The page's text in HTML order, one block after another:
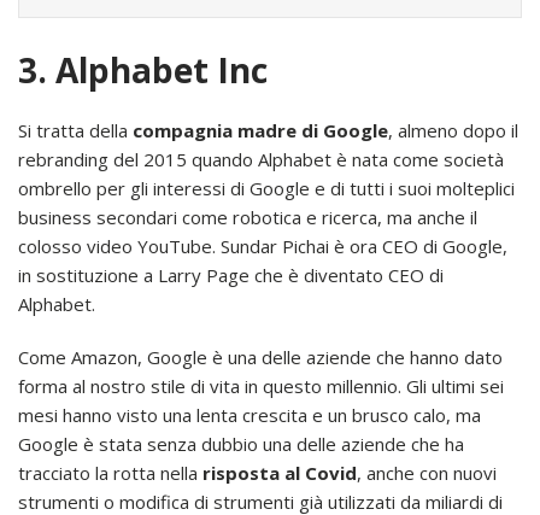
3. Alphabet Inc
Si tratta della compagnia madre di Google, almeno dopo il
rebranding del 2015 quando Alphabet è nata come società
ombrello per gli interessi di Google e di tutti i suoi molteplici
business secondari come robotica e ricerca, ma anche il
colosso video YouTube. Sundar Pichai è ora CEO di Google,
in sostituzione a Larry Page che è diventato CEO di
Alphabet.
Come Amazon, Google è una delle aziende che hanno dato
forma al nostro stile di vita in questo millennio. Gli ultimi sei
mesi hanno visto una lenta crescita e un brusco calo, ma
Google è stata senza dubbio una delle aziende che ha
tracciato la rotta nella risposta al Covid, anche con nuovi
strumenti o modifica di strumenti già utilizzati da miliardi di